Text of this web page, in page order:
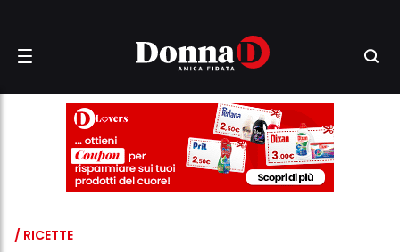
/ RICETTE